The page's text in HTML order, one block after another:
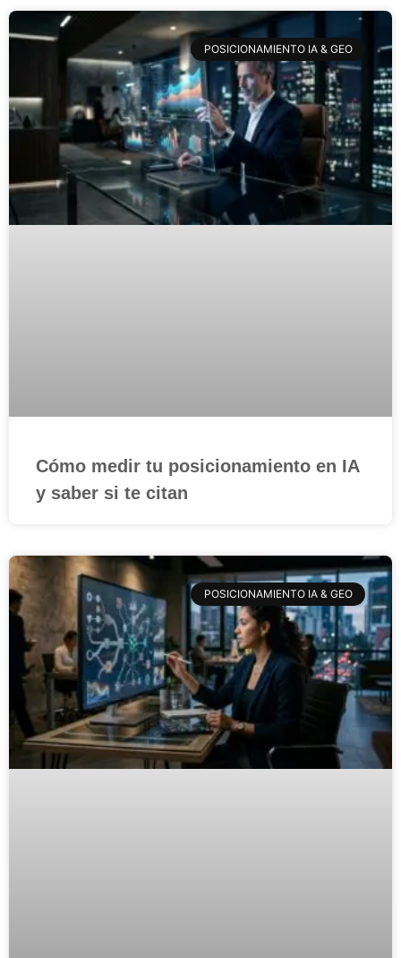
POSICIONAMIENTO IA & GEO
Cómo medir tu posicionamiento en IA
y saber si te citan
POSICIONAMIENTO IA & GEO